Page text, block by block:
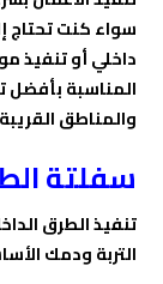
سواء كنت تحتاج
داخلي أو تنفيذ
المناسبة بأفضل
والمناطق
سفلتة
تنفيذ الطرق
التربة ودمك